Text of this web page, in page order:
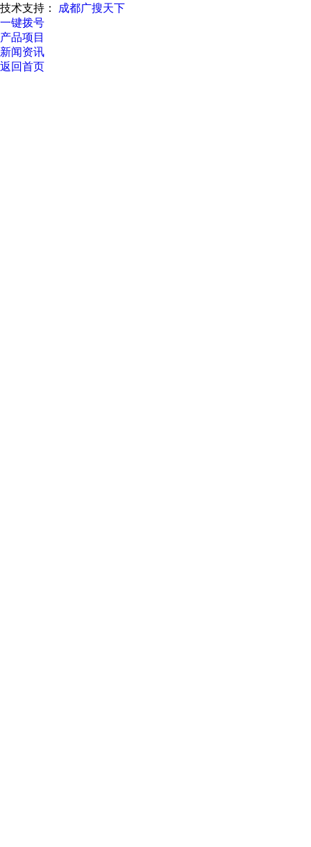
技术支持：
成都广搜天下
一键拨号
产品项目
新闻资讯
返回首页